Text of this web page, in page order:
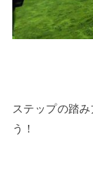
ステップの踏
う！